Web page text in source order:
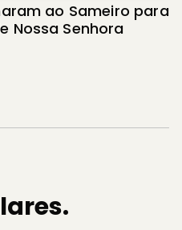
ao Sameiro para
Nossa Senhora